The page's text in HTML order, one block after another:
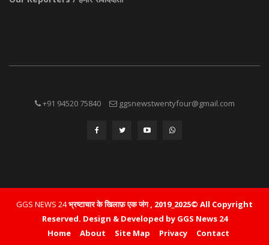
+91 94520 75840 ggsnewstwentyfour@gmail.com
GGS NEWS 24भ्रष्टाचार के खिलाफ़ एक जंग , 2019_2025© All Copyright
Reserved. Design & Developed by GGS News 24
Home
About Site Map Privacy Contact